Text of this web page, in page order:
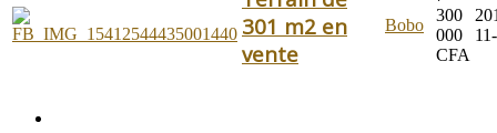
301 m2 en
vente
Bobo
300
000
CFA